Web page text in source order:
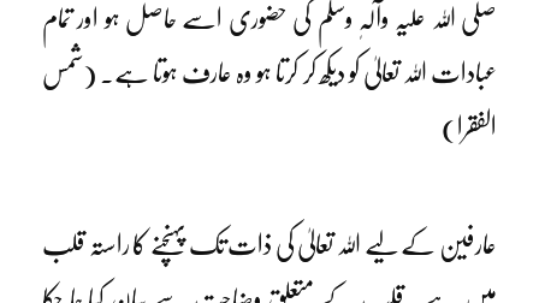
صلی اللہ علیہ وآلہٖ وسلم کی حضوری اسے حاصل ہو اور تمام
عبادات اللہ تعالیٰ کو دیکھ کر کرتا ہو وہ عارف ہوتا ہے۔ (شمس
الفقرا)
عارفین کے لیے اللہ تعالیٰ کی ذات تک پہنچنے کا راستہ قلب